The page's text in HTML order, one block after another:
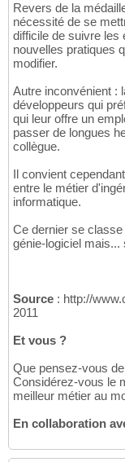
Revers de la
nécessité de se
difficile de suivre les
nouvelles pratiques
modifier.
Autre inconvénient :
développeurs qui
qui leur offre un
passer de longues
collègue.
Il convient
entre le métier
informatique.
Ce dernier se
génie-logiciel
Source : http://
2011
Et vous ?
Que pensez-vous
Considérez-vous le
meilleur métier au
En collaboration